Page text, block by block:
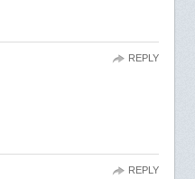
REPLY
REPLY